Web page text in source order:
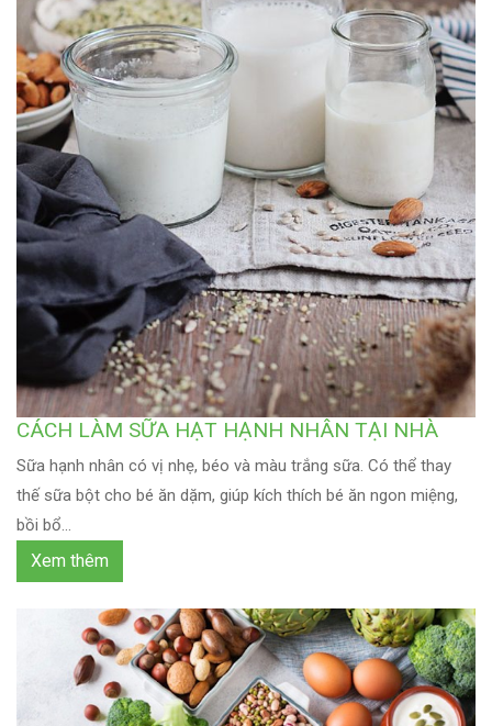
CÁCH LÀM SỮA HẠT HẠNH NHÂN TẠI NHÀ
Sữa hạnh nhân có vị nhẹ, béo và màu trắng sữa. Có thể thay
thế sữa bột cho bé ăn dặm, giúp kích thích bé ăn ngon miệng,
bồi bổ...
Xem thêm